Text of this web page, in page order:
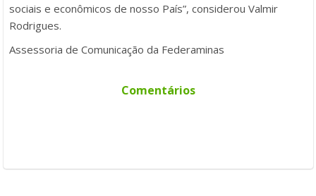
sociais e econômicos de nosso País”, considerou Valmir
Rodrigues.
Assessoria de Comunicação da Federaminas
Comentários